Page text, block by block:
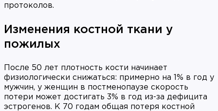
протоколов.
Изменения костной ткани у
пожилых
После 50 лет плотность кости начинает
физиологически снижаться: примерно на 1% в год у
мужчин, у женщин в постменопаузе скорость
потери может достигать 3% в год из-за дефицита
эстрогенов. К 70 годам общая потеря костной